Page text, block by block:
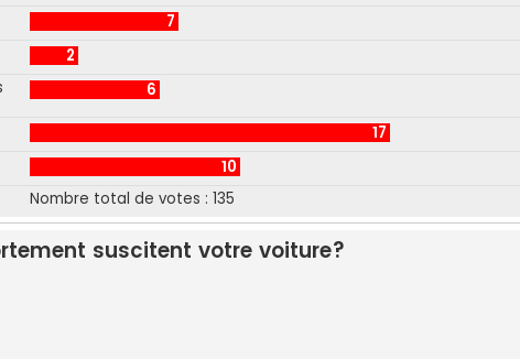
7
2
6
17
10
Nombre total de votes : 135
suscitent votre voiture?